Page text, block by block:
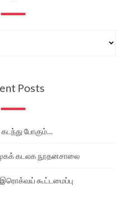
Posts
போகும்…
கடலக நூதனசாலை
கூட்டமைப்பு